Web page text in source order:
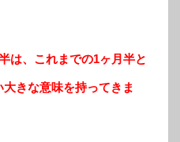
は、これまでの1ヶ月半と
きな意味を持ってきま